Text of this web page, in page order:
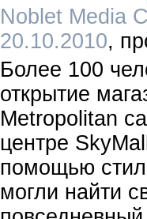
Noblet Media
20.10.2010
Более 100
открытие
Metropolitan
центре
помощью
могли найти